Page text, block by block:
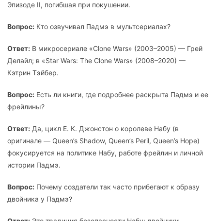
Эпизоде II, погибшая при покушении.
Вопрос: Кто озвучивал Падмэ в мультсериалах?
Ответ: В микросериале «Clone Wars» (2003–2005) — Грей
Делайл; в «Star Wars: The Clone Wars» (2008–2020) —
Кэтрин Тэйбер.
Вопрос: Есть ли книги, где подробнее раскрыта Падмэ и ее
фрейлины?
Ответ: Да, цикл Е. К. Джонстон о королеве Набу (в
оригинале — Queen’s Shadow, Queen’s Peril, Queen’s Hope)
фокусируется на политике Набу, работе фрейлин и личной
истории Падмэ.
Вопрос: Почему создатели так часто прибегают к образу
двойника у Падмэ?